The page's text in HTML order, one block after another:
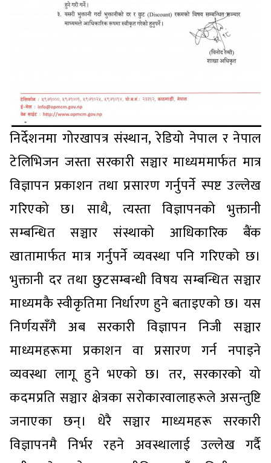
निर्देशनमा गोरखापत्र संस्थान, रेडियो नेपाल र नेपाल
टेलिभिजन जस्ता सरकारी सञ्चार माध्यममार्फत मात्र
विज्ञापन प्रकाशन तथा प्रसारण गर्नुपर्ने स्पष्ट उल्लेख
गरिएको छ। साथै, त्यस्ता विज्ञापनको भुक्तानी
सम्बन्धित सञ्चार संस्थाको आधिकारिक बैंक
खातामार्फत मात्र गर्नुपर्ने व्यवस्था पनि गरिएको छ।
भुक्तानी दर तथा छुटसम्बन्धी विषय सम्बन्धित सञ्चार
माध्यमकै स्वीकृतिमा निर्धारण हुने बताइएको छ। यस
निर्णयसँगै अब सरकारी विज्ञापन निजी सञ्चार
माध्यमहरूमा प्रकाशन वा प्रसारण गर्न नपाइने
व्यवस्था लागू हुने भएको छ। तर, सरकारको यो
कदमप्रति सञ्चार क्षेत्रका सरोकारवालाहरूले असन्तुष्टि
जनाएका छन्। धेरै सञ्चार माध्यमहरू सरकारी
विज्ञापनमै निर्भर रहने अवस्थालाई उल्लेख गर्दै